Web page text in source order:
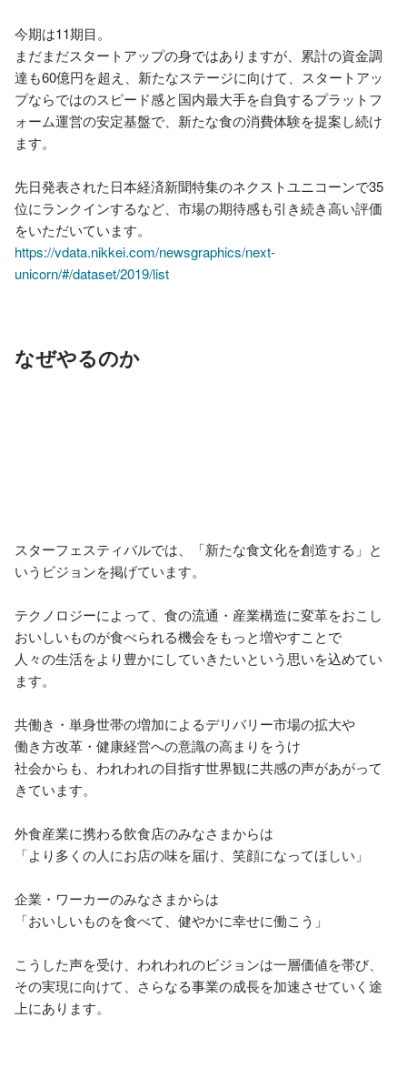
今期は11期目。
まだまだスタートアップの身ではありますが、累計の資金調
達も60億円を超え、新たなステージに向けて、スタートアッ
プならではのスピード感と国内最大手を自負するプラットフ
ォーム運営の安定基盤で、新たな食の消費体験を提案し続け
ます。
先日発表された日本経済新聞特集のネクストユニコーンで35
位にランクインするなど、市場の期待感も引き続き高い評価
https://vdata.nikkei.com/newsgraphics/next-
unicorn/#/dataset/2019/list
なぜやるのか
スターフェスティバルでは、「新たな食文化を創造する」と
いうビジョンを掲げています。
テクノロジーによって、食の流通・産業構造に変革をおこし
おいしいものが食べられる機会をもっと増やすことで
人々の生活をより豊かにしていきたいという思いを込めてい
ます。
共働き・単身世帯の増加によるデリバリー市場の拡大や
働き方改革・健康経営への意識の高まりをうけ
社会からも、われわれの目指す世界観に共感の声があがって
きています。
外食産業に携わる飲食店のみなさまからは
「より多くの人にお店の味を届け、笑顔になってほしい」
企業・ワーカーのみなさまからは
「おいしいものを食べて、健やかに幸せに働こう」
こうした声を受け、われわれのビジョンは一層価値を帯び、
その実現に向けて、さらなる事業の成長を加速させていく途
上にあります。